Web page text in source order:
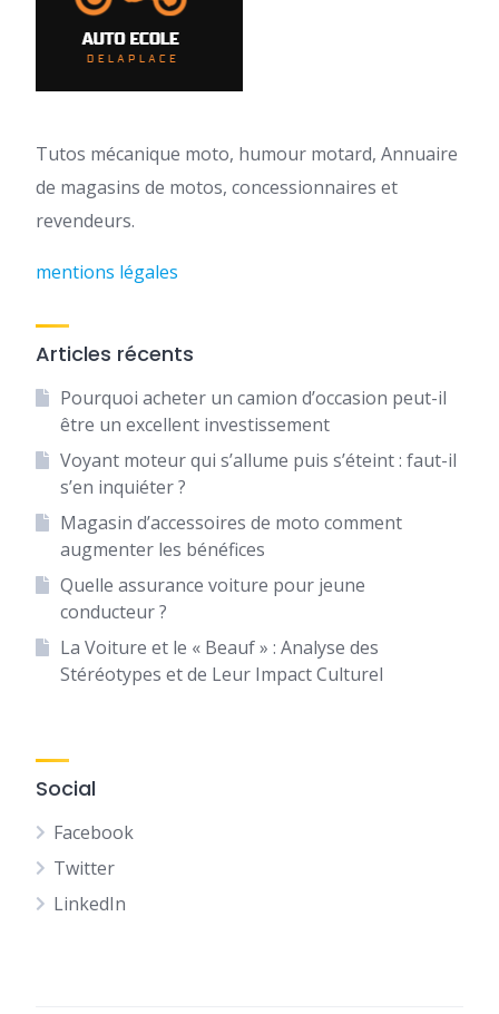
Tutos mécanique moto, humour motard, Annuaire
de magasins de motos, concessionnaires et
revendeurs.
mentions légales
Articles récents
Pourquoi acheter un camion d’occasion peut-il
être un excellent investissement
Voyant moteur qui s’allume puis s’éteint : faut-il
s’en inquiéter ?
Magasin d’accessoires de moto comment
augmenter les bénéfices
Quelle assurance voiture pour jeune
conducteur ?
La Voiture et le « Beauf » : Analyse des
Stéréotypes et de Leur Impact Culturel
Social
Facebook
Twitter
LinkedIn